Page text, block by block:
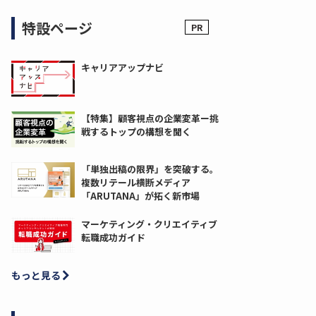
特設ページ
キャリアアップナビ
【特集】顧客視点の企業変革ー挑
戦するトップの構想を聞く
「単独出稿の限界」を突破する。
複数リテール横断メディア
「ARUTANA」が拓く新市場
マーケティング・クリエイティブ
転職成功ガイド
もっと見る